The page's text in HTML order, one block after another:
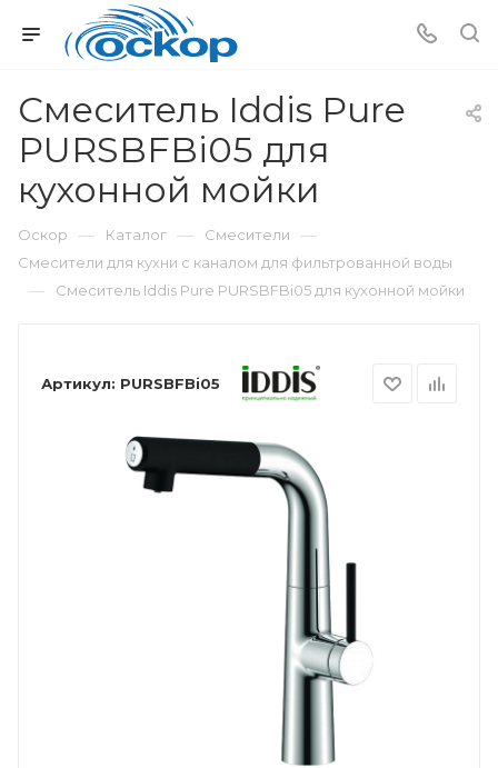
Смеситель Iddis Pure
PURSBFBi05 для
кухонной мойки
Оскор — Каталог — Смесители —
Смесители для кухни с каналом для фильтрованной воды
— Смеситель Iddis Pure PURSBFBi05 для кухонной мойки
Артикул: PURSBFBi05